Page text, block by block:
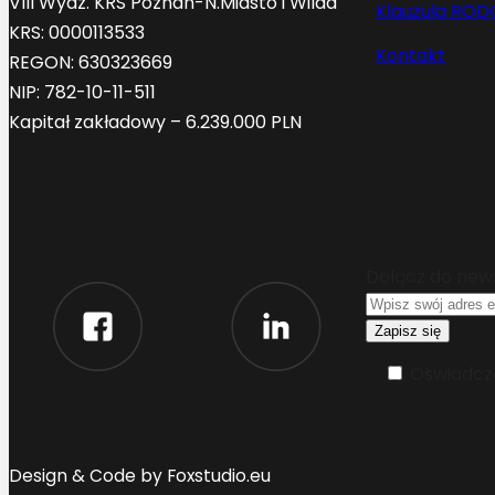
KRS: 0000113533
REGON: 630323669
NIP: 782-10-11-511
Kapitał zakładowy – 6.239.000 PLN
Klauzula
Kontakt
Design & Code by Foxstudio.eu